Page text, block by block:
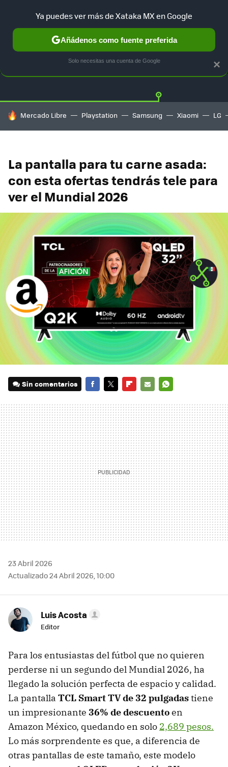
GUÍA DE COMPRAS MERCADO LIBRE
HOY SE HABLA DE
Mercado Libre Playstation Samsung Xiaomi LG
La pantalla para tu carne asada:
con esta ofertas tendrás tele para
ver el Mundial 2026
Sin comentarios
MAIL
23 Abril 2026
Actualizado 24 Abril 2026, 10:00
Luis Acosta
Editor
Para los entusiastas del fútbol que no quieren
perderse ni un segundo del Mundial 2026, ha
llegado la solución perfecta de espacio y calidad.
La pantalla TCL Smart TV de 32 pulgadastiene
un impresionante 36% de descuentoen
Amazon México, quedando en solo 2,689 pesos.
Lo más sorprendente es que, a diferencia de
otras pantallas de este tamaño, este modelo
×
Ya puedes ver más de Xataka MX en Google
Añádenos como fuente preferida
Solo necesitas una cuenta de Google